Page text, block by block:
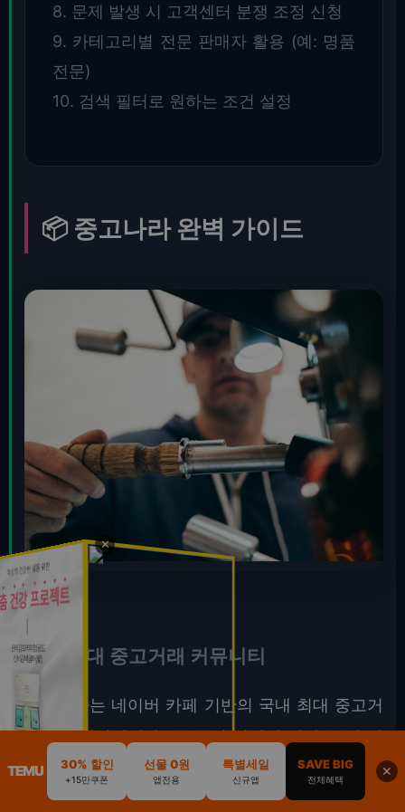
8. 문제 발생 시 고객센터 분쟁 조정 신청
9. 카테고리별 전문 판매자 활용 (예: 명품
전문)
10. 검색 필터로 원하는 조건 설정
📦 중고나라 완벽 가이드
국내 최대 중고거래 커뮤니티
중고나라는 네이버 카페 기반의 국내 최대 중고거
래 커뮤니티입니다. 2003년 설립된 이래 20년 이
상의 역사를 가지고 있으며, 2026년 현재 회원 수
2,300만 명을 돌파했습니다. 카페 형태라 검색과
✕
TEMU 30% 할인
+15만쿠폰
선물 0원
앱전용
특별세일
신규앱
SAVE BIG
전체혜택
✕